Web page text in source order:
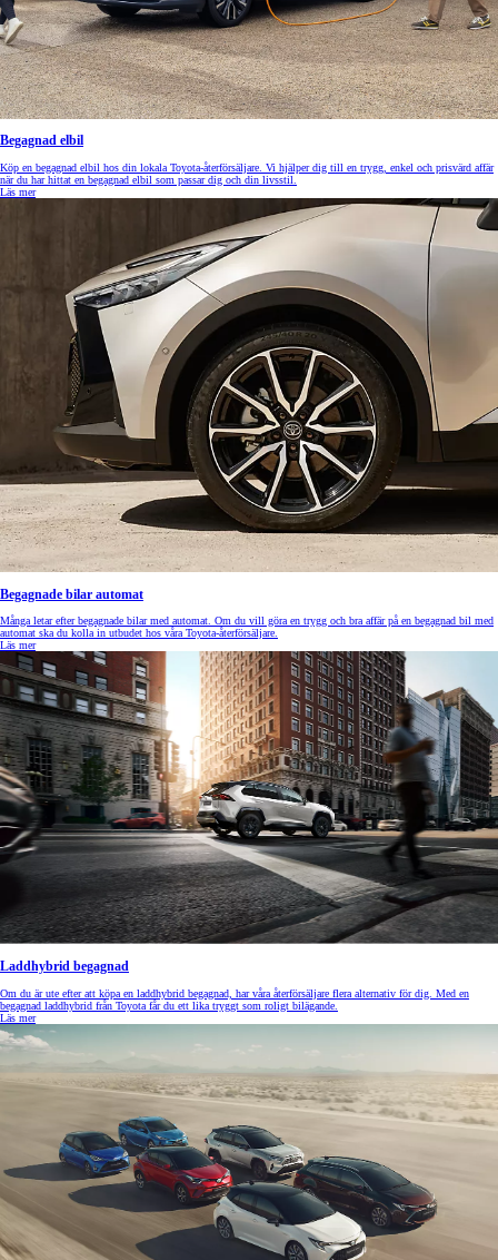
Begagnad elbil
Köp en begagnad elbil hos din lokala Toyota-återförsäljare. Vi hjälper dig till en trygg, enkel och prisvärd affär
när du har hittat en begagnad elbil som passar dig och din livsstil.
Läs mer
Begagnade bilar automat
Många letar efter begagnade bilar med automat. Om du vill göra en trygg och bra affär på en begagnad bil med
automat ska du kolla in utbudet hos våra Toyota-återförsäljare.
Läs mer
Laddhybrid begagnad
Om du är ute efter att köpa en laddhybrid begagnad, har våra återförsäljare flera alternativ för dig. Med en
begagnad laddhybrid från Toyota får du ett lika tryggt som roligt bilägande.
Läs mer